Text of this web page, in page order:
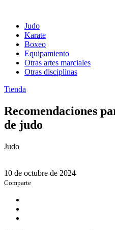
Judo
Karate
Boxeo
Equipamiento
Otras artes marciales
Otras disciplinas
Tienda
Recomendaciones
de judo
Judo
10 de octubre de 2024
Comparte